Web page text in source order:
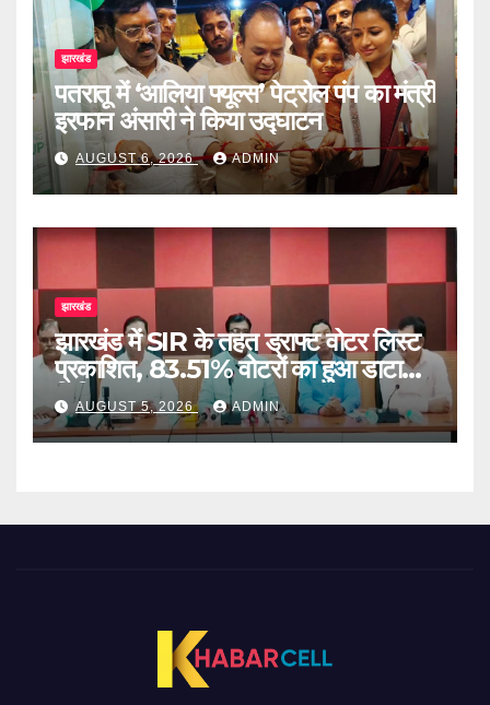
झारखंड
पतरातू में ‘आलिया फ्यूल्स’ पेट्रोल पंप का मंत्री
इरफान अंसारी ने किया उद्घाटन
AUGUST 6, 2026 ADMIN
झारखंड
झारखंड में SIR के तहत ड्राफ्ट वोटर लिस्ट
प्रकाशित, 83.51% वोटरों का हुआ डाटा
डिजिटाइज
AUGUST 5, 2026 ADMIN